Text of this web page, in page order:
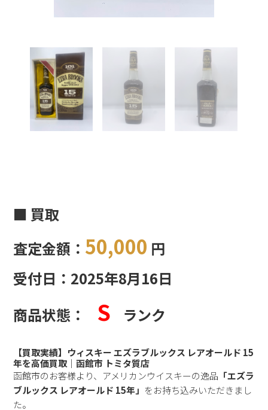
■ 買取
査定金額： 50,000 円
受付日：2025年8月16日
商品状態：
S ランク
【買取実績】ウィスキー エズラブルックス レアオールド 15
年を高価買取｜函館市 トミタ質店
函館市のお客様より、アメリカンウイスキーの逸品 「エズラ
ブルックス レアオールド 15年」 をお持ち込みいただきまし
た。